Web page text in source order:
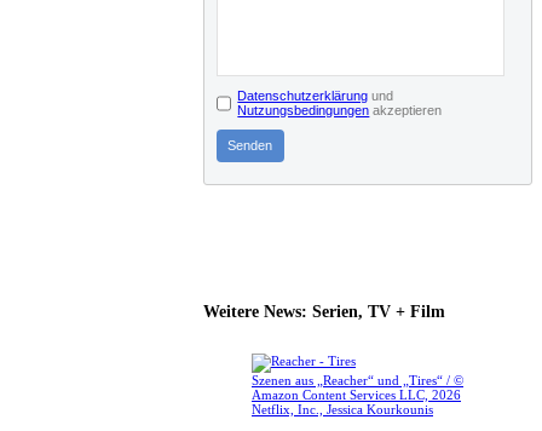
Datenschutzerklärung und
Nutzungsbedingungen akzeptieren
Senden
Weitere News: Serien, TV + Film
Szenen aus „Reacher“ und „Tires“ / ©
Amazon Content Services LLC, 2026
Netflix, Inc., Jessica Kourkounis